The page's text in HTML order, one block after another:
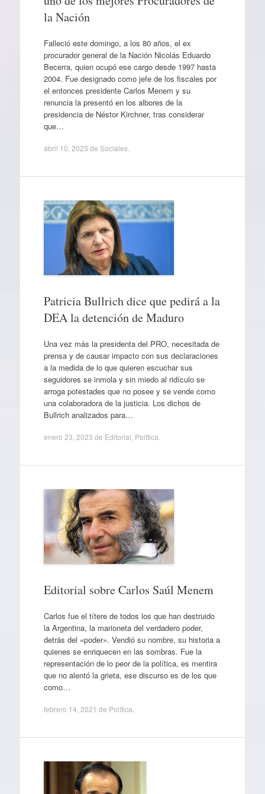
la Nación
Falleció este domingo, a los 80 años, el ex
procurador general de la Nación Nicolás Eduardo
Becerra, quien ocupó ese cargo desde 1997 hasta
2004. Fue designado como jefe de los fiscales por
el entonces presidente Carlos Menem y su
renuncia la presentó en los albores de la
presidencia de Néstor Kirchner, tras considerar
que…
abril 10, 2023 de Sociales.
Patricia Bullrich dice que pedirá a la
DEA la detención de Maduro
Una vez más la presidenta del PRO, necesitada de
prensa y de causar impacto con sus declaraciones
a la medida de lo que quieren escuchar sus
seguidores se inmola y sin miedo al ridículo se
arroga potestades que no posee y se vende como
una colaboradora de la justicia. Los dichos de
Bullrich analizados para…
enero 23, 2023 de Editorial Política
Editorial sobre Carlos Saúl Menem
Carlos fue el títere de todos los que han destruido
la Argentina, la marioneta del verdadero poder,
detrás del «poder». Vendió su nombre, su historia a
quienes se enriquecen en las sombras. Fue la
representación de lo peor de la política, es mentira
que no alentó la grieta, ese discurso es de los que
como…
febrero 14, 2021 de Política